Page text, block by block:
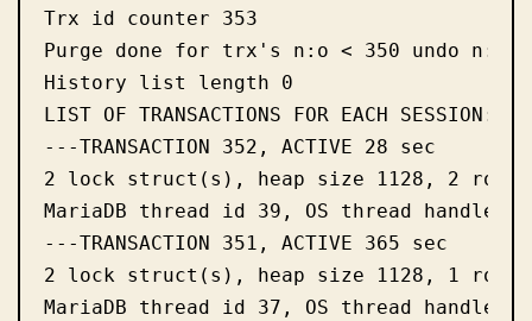
Trx id counter 353
Purge done for trx's n:o < 350 undo
History list length 0
LIST OF TRANSACTIONS FOR EACH SESSION:
---TRANSACTION 352, ACTIVE 28 sec
2 lock struct(s), heap size 1128, 2 row
MariaDB thread id 39, OS thread handle
---TRANSACTION 351, ACTIVE 365 sec
2 lock struct(s), heap size 1128, 1 row
MariaDB thread id 37, OS thread handle